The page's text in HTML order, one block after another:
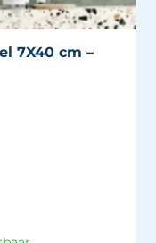
7X40 cm –